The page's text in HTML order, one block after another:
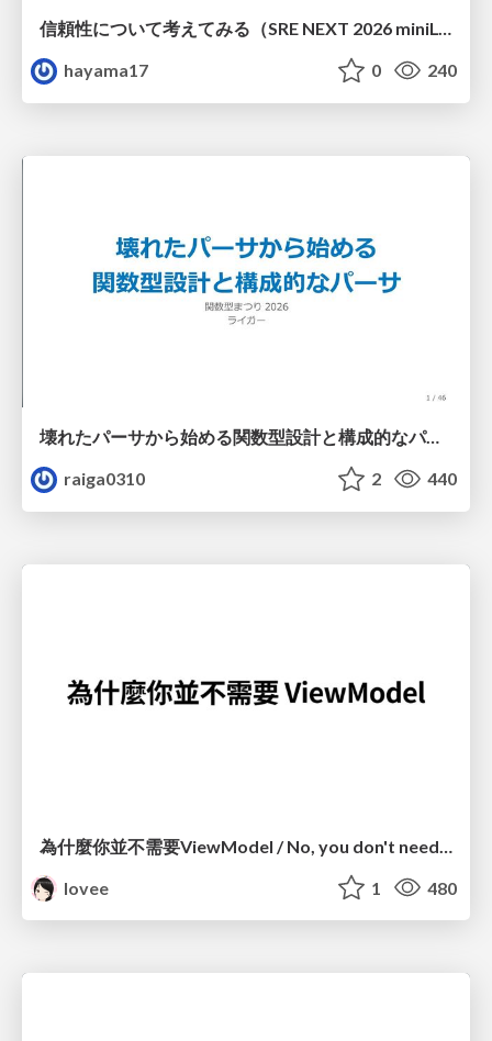
hayama17
0 240
壊れたパーサから始める関数型設計と構成的なパーサ #fp_matsuri
raiga0310
2 440
lovee
1 480